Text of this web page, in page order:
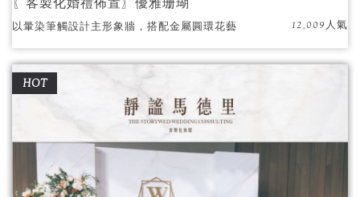
以暈染筆觸設計主形象牆，搭配金屬圓環花藝
12,009人氣
HOT